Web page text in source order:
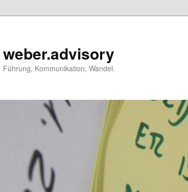
weber.advisory
Führung, Kommunikation, Wandel.